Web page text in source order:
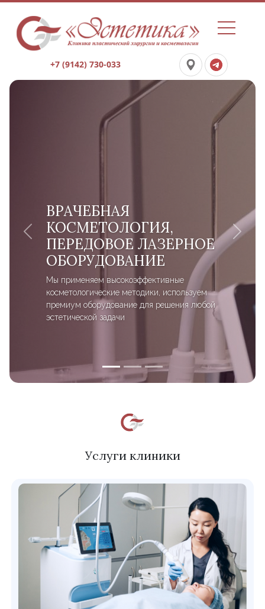
+7 (9142) 730-033
ВРАЧЕБНАЯ
КОСМЕТОЛОГИЯ,
ПЕРЕДОВОЕ ЛАЗЕРНОЕ
ОБОРУДОВАНИЕ
Мы применяем высокоэффективные
косметологические методики, используем
премиум оборудование для решения любой
эстетической задачи
Previous Next
Услуги клиники